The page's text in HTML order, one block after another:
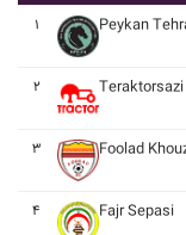
۱
Peykan
۲
۳ Foolad
۴ Fajr Sepasi